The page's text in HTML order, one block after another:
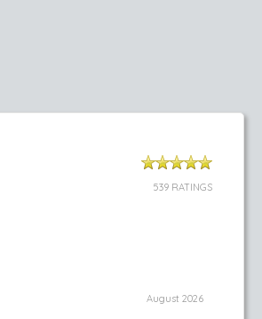
539 RATINGS
August 2026